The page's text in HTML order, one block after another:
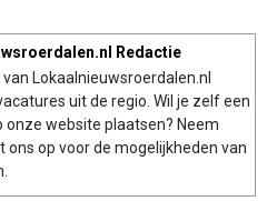
Redactie
Lokaalnieuwsroerdalen.nl
uit de regio. Wil je zelf een
onze website plaatsen? Neem
ons op voor de mogelijkheden van